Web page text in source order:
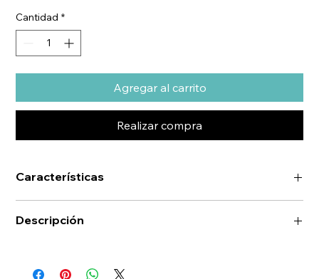
Cantidad *
Agregar al carrito
Realizar compra
Características
Descripción